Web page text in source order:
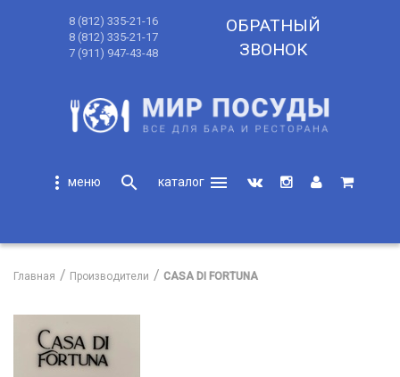
8 (812) 335-21-16
8 (812) 335-21-17
7 (911) 947-43-48
ОБРАТНЫЙ
ЗВОНОК
more_vert search
menu
Главная Производители CASA DI FORTUNA